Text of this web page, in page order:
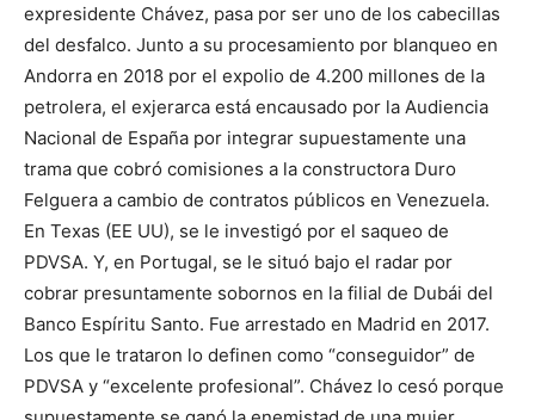
expresidente Chávez, pasa por ser uno de los cabecillas
del desfalco. Junto a su procesamiento por blanqueo en
Andorra en 2018 por el expolio de 4.200 millones de la
petrolera, el exjerarca está encausado por la Audiencia
Nacional de España por integrar supuestamente una
trama que cobró comisiones a la constructora Duro
Felguera a cambio de contratos públicos en Venezuela.
En Texas (EE UU), se le investigó por el saqueo de
PDVSA. Y, en Portugal, se le situó bajo el radar por
cobrar presuntamente sobornos en la filial de Dubái del
Banco Espíritu Santo. Fue arrestado en Madrid en 2017.
Los que le trataron lo definen como “conseguidor” de
PDVSA y “excelente profesional”. Chávez lo cesó porque